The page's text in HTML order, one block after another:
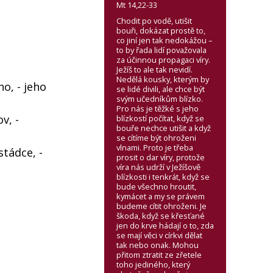
- jeho
-
-
Mt 14,22-33
Chodit po vodě, utišit
bouři, dokázat prostě to,
co jiní jen tak nedokážou –
to by řada lidí považovala
za účinnou propagaci víry.
Ježíš to ale tak nevidí.
Nedělá kousky, kterým by
se lidé divili, ale chce být
svým učedníkům blízko.
Pro nás je těžké s jeho
blízkostí počítat, když se
bouře nechce utišit a když
se cítíme být ohroženi
vlnami. Proto je třeba
prosit o dar víry, protože
víra nás udrží v Ježíšově
blízkosti i tenkrát, když se
bude všechno hroutit,
kymácet a my se právem
budeme cítit ohroženi. Je
škoda, když se křesťané
jen do krve hádají o to, zda
se mají věci v církvi dělat
tak nebo onak. Mohou
přitom ztratit ze zřetele
toho jediného, který